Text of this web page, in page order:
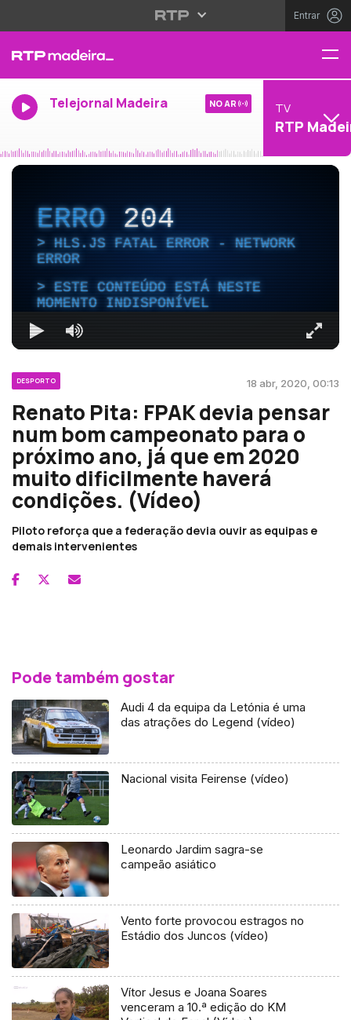
Entrar
Telejornal Madeira NO AR TV
RTP
ERRO204
HLS.JS FATAL ERROR - NETWORK
ERROR
ESTE CONTEÚDO ESTÁ NESTE
MOMENTO INDISPONÍVEL
DESPORTO 18 abr, 2020, 00:13
Renato Pita: FPAK devia pensar
num bom campeonato para o
próximo ano, já que em 2020
muito dificilmente haverá
condições. (Vídeo)
Piloto reforça que a federação devia ouvir as equipas e
demais intervenientes
Pode também gostar
Audi 4 da equipa da Letónia é uma
das atrações do Legend (vídeo)
Nacional visita Feirense (vídeo)
Leonardo Jardim sagra-se
campeão asiático
Vento forte provocou estragos no
Estádio dos Juncos (vídeo)
Vítor Jesus e Joana Soares
venceram a 10.ª edição do KM